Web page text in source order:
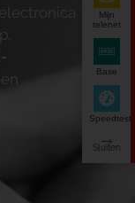
Mijn
telenet
Base
Speedtest